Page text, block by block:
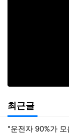
최근글